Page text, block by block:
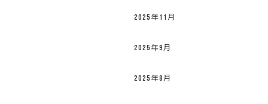
2025年11月
2025年9月
2025年8月